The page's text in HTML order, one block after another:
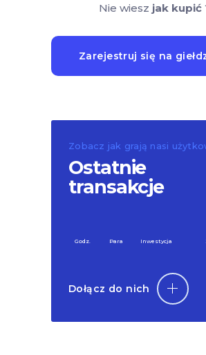
Nie wiesz jak kupić
Zarejestruj się na
Zobacz jak grają nasi
Ostatnie
transakcje
Godz. Para Inwestycja
Dołącz do nich